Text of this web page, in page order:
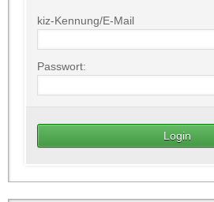
kiz-Kennung/E-Mail
Passwort: